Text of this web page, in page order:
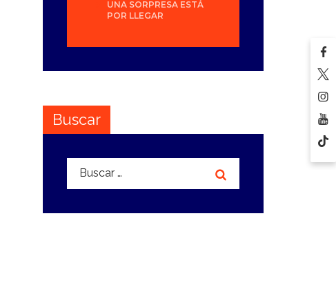
UNA SORPRESA ESTÁ
POR LLEGAR
Buscar
Buscar: